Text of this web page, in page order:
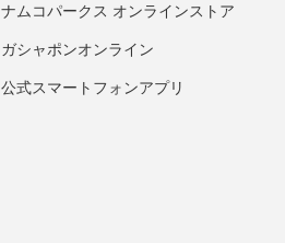
ナムコパークス オンラインストア
ガシャポンオンライン
公式スマートフォンアプリ